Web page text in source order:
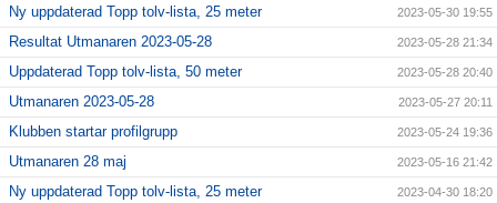
Ny uppdaterad Topp tolv-lista, 25 meter 2023-05-30 19:55
Resultat Utmanaren 2023-05-28 2023-05-28 21:34
Uppdaterad Topp tolv-lista, 50 meter 2023-05-28 20:40
Utmanaren 2023-05-28 2023-05-27 20:11
Klubben startar profilgrupp 2023-05-24 19:36
Utmanaren 28 maj 2023-05-16 21:42
Ny uppdaterad Topp tolv-lista, 25 meter 2023-04-30 18:20